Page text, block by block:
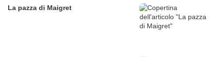
La pazza di Maigret